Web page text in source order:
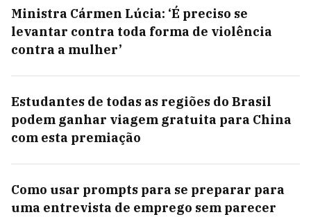
Ministra Cármen Lúcia: ‘É preciso se
levantar contra toda forma de violência
contra a mulher’
Estudantes de todas as regiões do Brasil
podem ganhar viagem gratuita para China
com esta premiação
Como usar prompts para se preparar para
uma entrevista de emprego sem parecer